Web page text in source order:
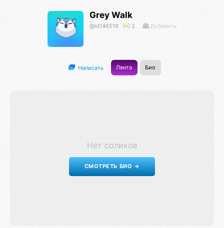
Grey Walk
@id146519 2 Добавить
Написать Лента Био
Нет соликов
СМОТРЕТЬ БИО →